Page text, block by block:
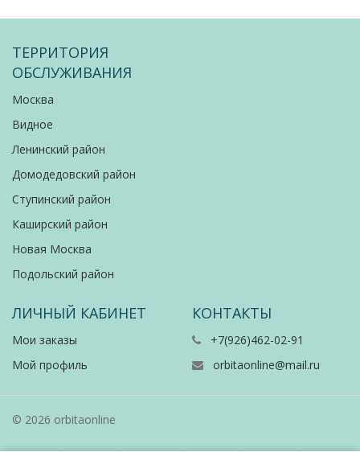
ТЕРРИТОРИЯ
ОБСЛУЖИВАНИЯ
Москва
Видное
Ленинский район
Домодедовский район
Ступинский район
Каширский район
Новая Москва
Подольский район
ЛИЧНЫЙ КАБИНЕТ
Мои заказы
Мой профиль
КОНТАКТЫ
+7(926)462-02-91
orbitaonline@mail.ru
© 2026 orbitaonline